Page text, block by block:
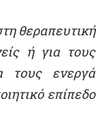
θεραπευτική
ή για τους
τους ενεργά
επίπεδο